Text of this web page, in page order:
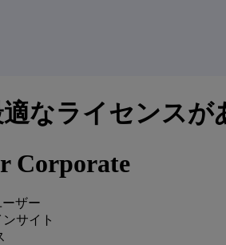
なライセンスが
Corporate
ザー
サイト